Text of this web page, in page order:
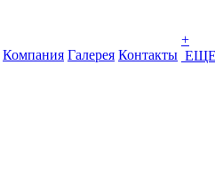
Компания Галерея Контакты
+